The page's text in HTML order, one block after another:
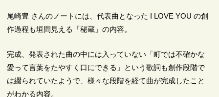
尾崎豊 さんのノートには、代表曲となった I LOVE YOU の創
作過程も垣間見える「秘蔵」の内容。
完成、発表された曲の中には入っていない「町では不確かな
愛って言葉をたやすく口にできる」という歌詞も創作段階で
は綴られていたようで、様々な段階を経て曲が完成したこと
がわかる内容。